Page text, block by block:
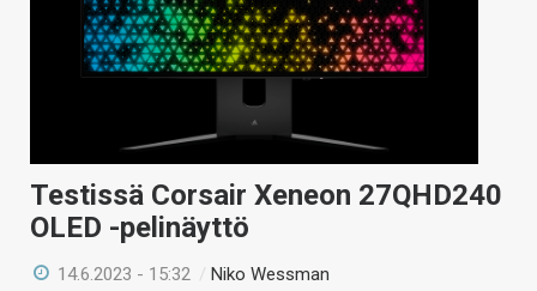
Testissä Corsair Xeneon 27QHD240
OLED -pelinäyttö
14.6.2023 - 15:32 /Niko Wessman